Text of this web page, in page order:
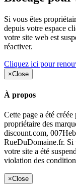
Si vous êtes
depuis votre espace
votre site web est
réactiver.
Cliquez ici pour
×Close
À propos
Cette page a été
propriétaire des
discount.com,
RueDuDomaine.fr. Si
votre site a été
violation des
×Close